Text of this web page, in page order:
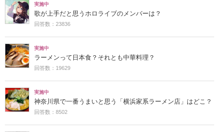
実施中
歌が上手だと思うホロライブのメンバーは？
回答数：23836
実施中
ラーメンって日本食？それとも中華料理？
回答数：19629
実施中
神奈川県で一番うまいと思う「横浜家系ラーメン店」はどこ？
回答数：8502